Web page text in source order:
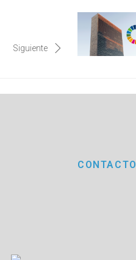
Siguiente
CONTACTO